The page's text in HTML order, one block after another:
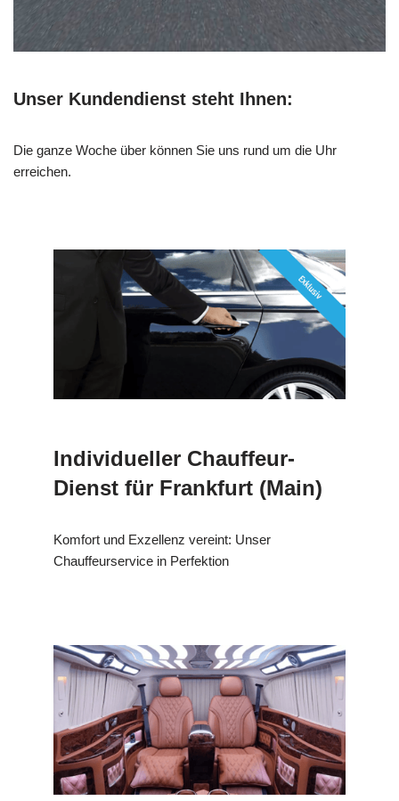
Unser Kundendienst steht Ihnen:
Die ganze Woche über können Sie uns rund um die Uhr
erreichen.
Individueller Chauffeur-
Dienst für Frankfurt (Main)
Komfort und Exzellenz vereint: Unser
Chauffeurservice in Perfektion